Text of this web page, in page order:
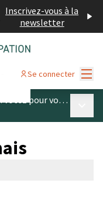
Inscrivez-vous à la
newsletter
Se connecter
Fabriqué à Lyon (et ses alentours !) #1 : votez pour vos produits préférés